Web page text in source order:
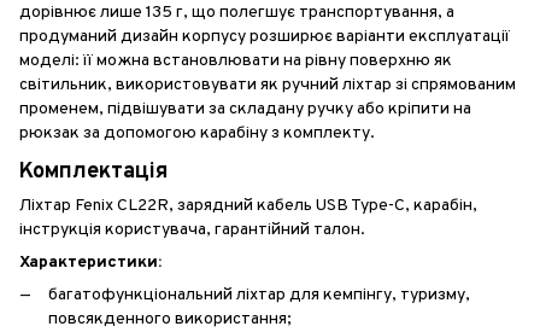
дорівнює лише 135 г, що полегшує транспортування, а
продуманий дизайн корпусу розширює варіанти експлуатації
моделі: її можна встановлювати на рівну поверхню як
світильник, використовувати як ручний ліхтар зі спрямованим
променем, підвішувати за складану ручку або кріпити на
рюкзак за допомогою карабіну з комплекту.
Комплектація
Ліхтар Fenix CL22R, зарядний кабель USB Type-C, карабін,
інструкція користувача, гарантійний талон.
Характеристики:
багатофункціональний ліхтар для кемпінгу, туризму,
повсякденного використання;